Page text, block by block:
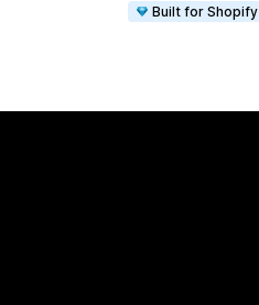
Built for Shopify